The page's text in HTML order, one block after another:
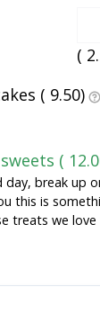
(
( 9.50)
(
day, break up
this is
treats we love